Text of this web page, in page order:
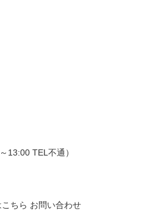
13:00 TEL不通）
お問い合わせ